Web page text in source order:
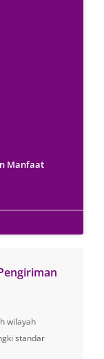
Manfaat
wilayah
standar